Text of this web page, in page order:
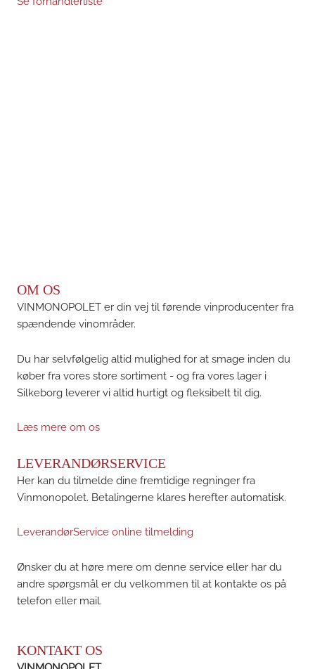
OM OS
VINMONOPOLET er din vej til førende vinproducenter fra
spændende vinområder.
Du har selvfølgelig altid mulighed for at smage inden du
køber fra vores store sortiment - og fra vores lager i
Silkeborg leverer vi altid hurtigt og fleksibelt til dig.
Læs mere om os
LEVERANDØRSERVICE
Her kan du tilmelde dine fremtidige regninger fra
Vinmonopolet. Betalingerne klares herefter automatisk.
LeverandørService online tilmelding
Ønsker du at høre mere om denne service eller har du
andre spørgsmål er du velkommen til at kontakte os på
telefon eller mail.
KONTAKT OS